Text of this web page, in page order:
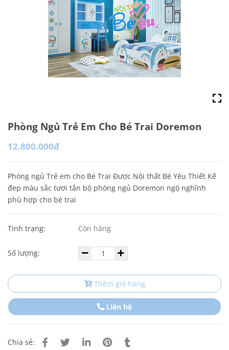
Phòng Ngủ Trẻ Em Cho Bé Trai Doremon
12.800.000đ
Phòng ngủ Trẻ em cho Bé Trai Được Nội thất Bé Yêu Thiết Kế
đep màu sắc tươi tắn bộ phòng ngủ Doremon ngộ nghĩnh
phù hợp cho bé trai
Tình trạng: Còn hàng
Số lượng:
Thêm giỏ hàng
Liên hệ
Chia sẻ: